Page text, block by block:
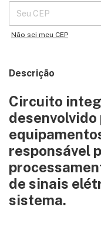
Não sei meu CEP
Descrição
Circuito
desenvolvido
responsável
de sinais
sistema.